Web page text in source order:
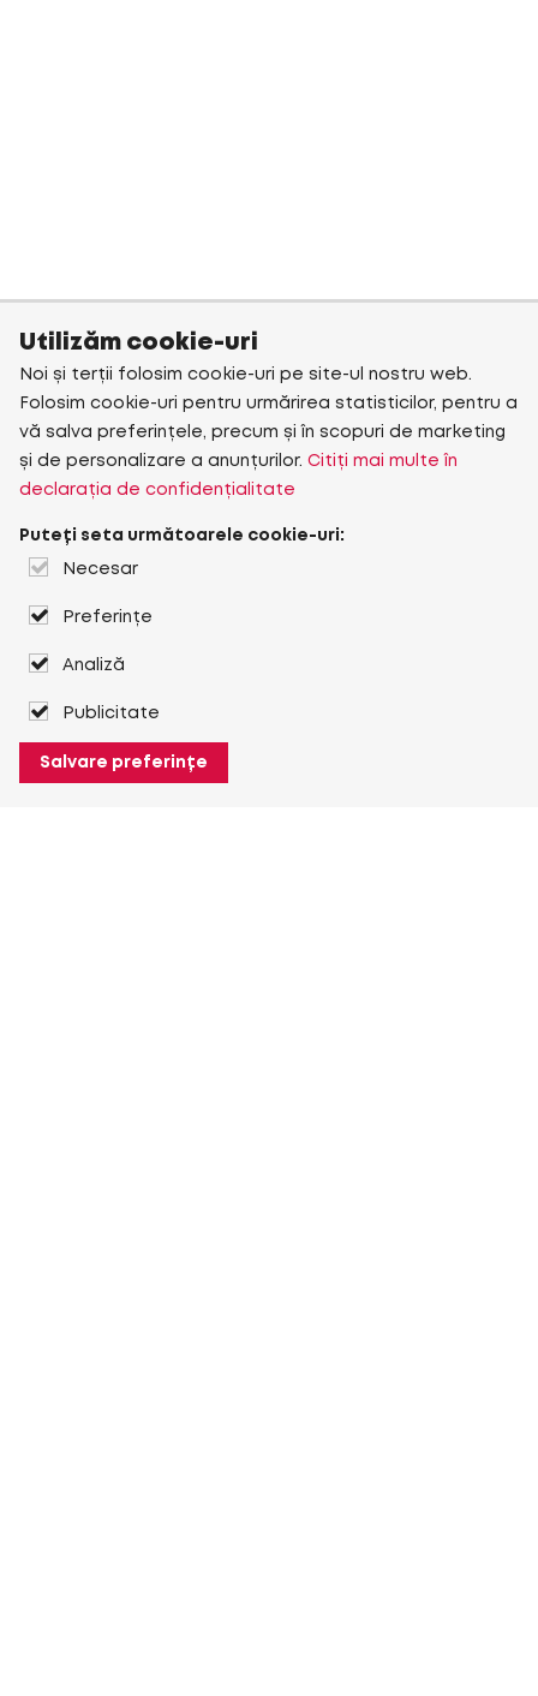
Utilizăm cookie-uri
Noi și terții folosim cookie-uri pe site-ul nostru web.
Folosim cookie-uri pentru urmărirea statisticilor, pentru a
vă salva preferințele, precum și în scopuri de marketing
și de personalizare a anunțurilor. Citiți mai multe în
declarația de confidențialitate
Puteți seta următoarele cookie-uri:
Necesar
Preferințe
Analiză
Publicitate
Salvare preferințe